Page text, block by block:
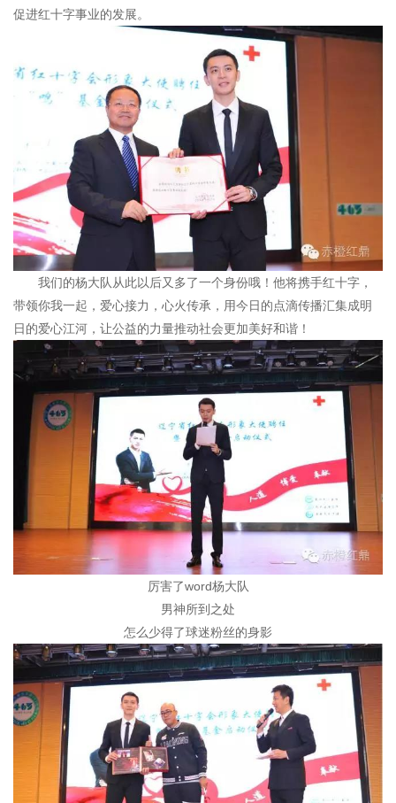
促进红十字事业的发展。
我们的杨大队从此以后又多了一个身份哦！他将携手红十字，
带领你我一起，爱心接力，心火传承，用今日的点滴传播汇集成明
日的爱心江河，让公益的力量推动社会更加美好和谐！
厉害了word杨大队
男神所到之处
怎么少得了球迷粉丝的身影